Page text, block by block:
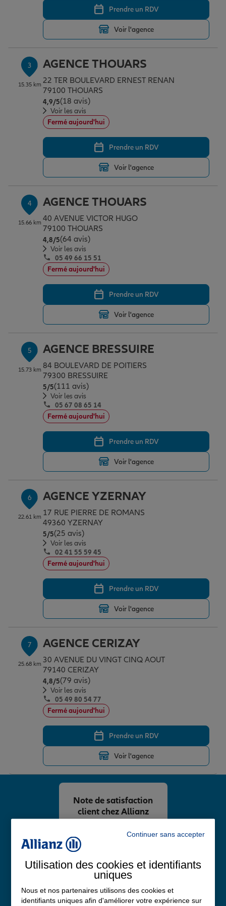
Garantie des accidents de la vie
Assurance scolaire
Protection juridique
Retraite
Tous nos devis d'assurance
Prendre un RDV
Voir l'agence
3
15.35 km
AGENCE THOUARS
22 TER BOULEVARD ERNEST RENAN
79100 THOUARS
4,9/5Note de 4.9 sur 5
(18 avis)
Voir les avis
Fermé aujourd'hui
Prendre un RDV
Voir l'agence
4
15.66 km
AGENCE THOUARS
40 AVENUE VICTOR HUGO
79100 THOUARS
4,8/5Note de 4.8 sur 5
(64 avis)
Voir les avis
05 49 66 15 51
Fermé aujourd'hui
Prendre un RDV
Voir l'agence
5
15.73 km
AGENCE BRESSUIRE
84 BOULEVARD DE POITIERS
79300 BRESSUIRE
5/5Note de 5 sur 5
(111 avis)
Voir les avis
05 67 08 65 14
Fermé aujourd'hui
Prendre un RDV
Voir l'agence
6
22.61 km
AGENCE YZERNAY
17 RUE PIERRE DE ROMANS
49360 YZERNAY
5/5Note de 5 sur 5
(25 avis)
Voir les avis
02 41 55 59 45
Fermé aujourd'hui
Prendre un RDV
Voir l'agence
7
25.68 km
AGENCE CERIZAY
30 AVENUE DU VINGT CINQ AOUT
79140 CERIZAY
4,8/5Note de 4.8 sur 5
(79 avis)
Voir les avis
05 49 80 54 77
Fermé aujourd'hui
Prendre un RDV
Voir l'agence
4,8
Note de 4.8 sur 5
Note de satisfaction
client chez Allianz
Continuer sans accepter
Utilisation des cookies et identifiants
uniques
Nous et nos partenaires utilisons des cookies et
identifiants uniques afin d'améliorer votre expérience sur